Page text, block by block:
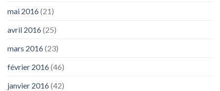
mai 2016(21)
avril 2016(25)
mars 2016(23)
février 2016(46)
janvier 2016(42)